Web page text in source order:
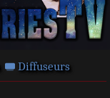
Diffuseurs